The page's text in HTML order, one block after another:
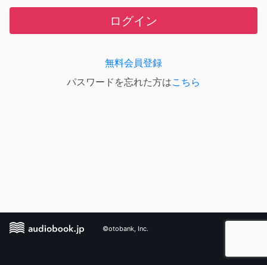
ログイン
無料会員登録
パスワードを忘れた方はこちら
©otobank, Inc.